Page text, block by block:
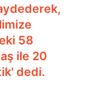
58
ile 20
dedi.